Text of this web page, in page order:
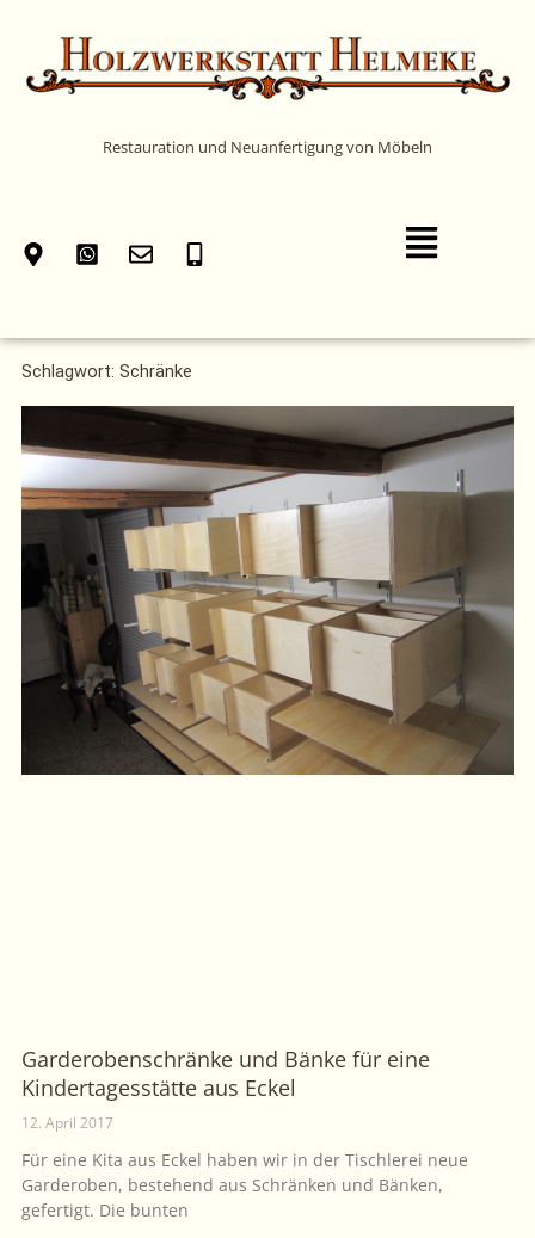
springen
Restauration und Neuanfertigung von Möbeln
Main
Menu
Schlagwort: Schränke
Garderobenschränke und Bänke für eine
Kindertagesstätte aus Eckel
12. April 2017
Für eine Kita aus Eckel haben wir in der Tischlerei neue
Garderoben, bestehend aus Schränken und Bänken,
gefertigt. Die bunten